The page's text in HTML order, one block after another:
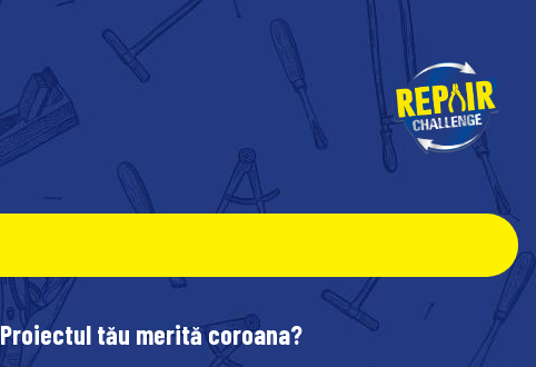
Proiectul tău merită coroana?